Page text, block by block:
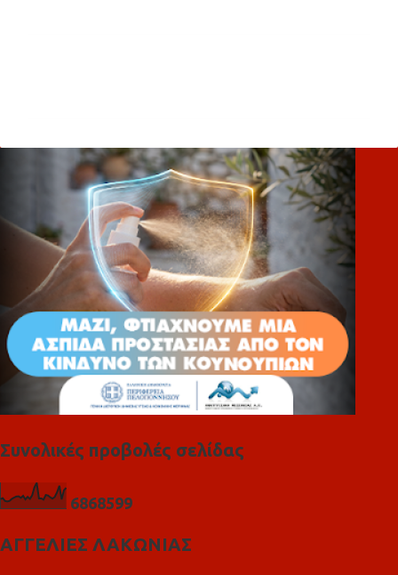
λ
Συνολικές προβολές σελίδας
6868599
ΑΓΓΕΛΙΕΣ ΛΑΚΩΝΙΑΣ